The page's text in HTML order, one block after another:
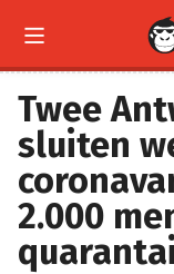

Twee
sluiten
2.000